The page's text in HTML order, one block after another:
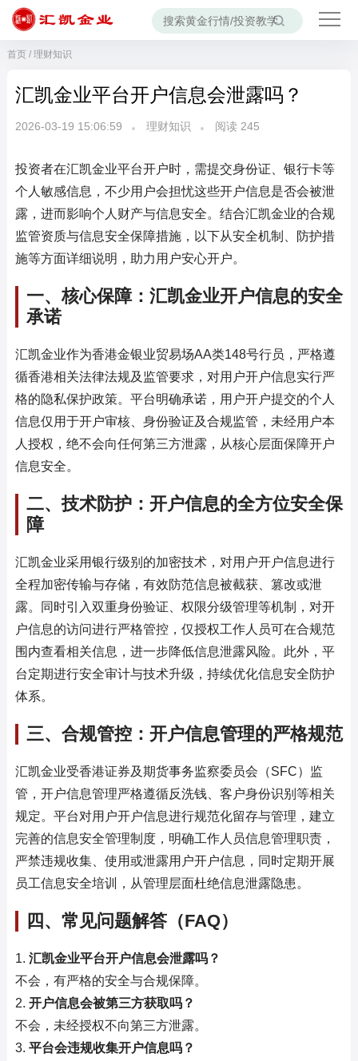
首页/ 理财知识
汇凯金业平台开户信息会泄露吗？
2026-03-19 15:06:59 理财知识 阅读 245
投资者在汇凯金业平台开户时，需提交身份证、银行卡等
个人敏感信息，不少用户会担忧这些开户信息是否会被泄
露，进而影响个人财产与信息安全。结合汇凯金业的合规
监管资质与信息安全保障措施，以下从安全机制、防护措
施等方面详细说明，助力用户安心开户。
一、核心保障：汇凯金业开户信息的安全
承诺
汇凯金业作为香港金银业贸易场AA类148号行员，严格遵
循香港相关法律法规及监管要求，对用户开户信息实行严
格的隐私保护政策。平台明确承诺，用户开户提交的个人
信息仅用于开户审核、身份验证及合规监管，未经用户本
人授权，绝不会向任何第三方泄露，从核心层面保障开户
信息安全。
二、技术防护：开户信息的全方位安全保
障
汇凯金业采用银行级别的加密技术，对用户开户信息进行
全程加密传输与存储，有效防范信息被截获、篡改或泄
露。同时引入双重身份验证、权限分级管理等机制，对开
户信息的访问进行严格管控，仅授权工作人员可在合规范
围内查看相关信息，进一步降低信息泄露风险。此外，平
台定期进行安全审计与技术升级，持续优化信息安全防护
体系。
三、合规管控：开户信息管理的严格规范
汇凯金业受香港证券及期货事务监察委员会（SFC）监
管，开户信息管理严格遵循反洗钱、客户身份识别等相关
规定。平台对用户开户信息进行规范化留存与管理，建立
完善的信息安全管理制度，明确工作人员信息管理职责，
严禁违规收集、使用或泄露用户开户信息，同时定期开展
员工信息安全培训，从管理层面杜绝信息泄露隐患。
四、常见问题解答（FAQ）
1. 汇凯金业平台开户信息会泄露吗？
不会，有严格的安全与合规保障。
2. 开户信息会被第三方获取吗？
不会，未经授权不向第三方泄露。
3. 平台会违规收集开户信息吗？